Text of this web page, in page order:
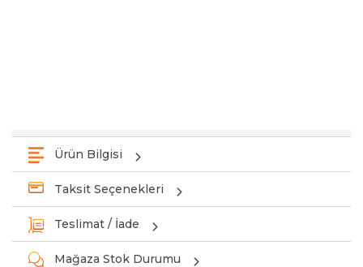
Ürün Bilgisi
Taksit Seçenekleri
Teslimat / İade
Mağaza Stok Durumu